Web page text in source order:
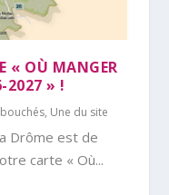
« OÙ MANGER
2027 » !
, Une du site
Drôme est de
carte « Où...